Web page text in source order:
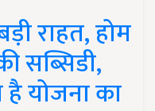
राहत, होम
सब्सिडी,
योजना का